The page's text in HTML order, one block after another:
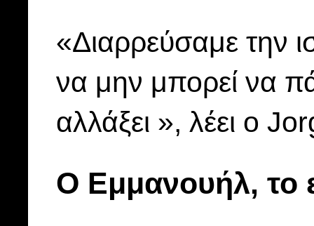
«Διαρρεύσαμε την
να μην μπορεί να
αλλάξει », λέει ο
Ο Εμμανουήλ, το